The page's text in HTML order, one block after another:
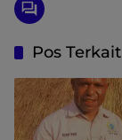
Pos Terkait